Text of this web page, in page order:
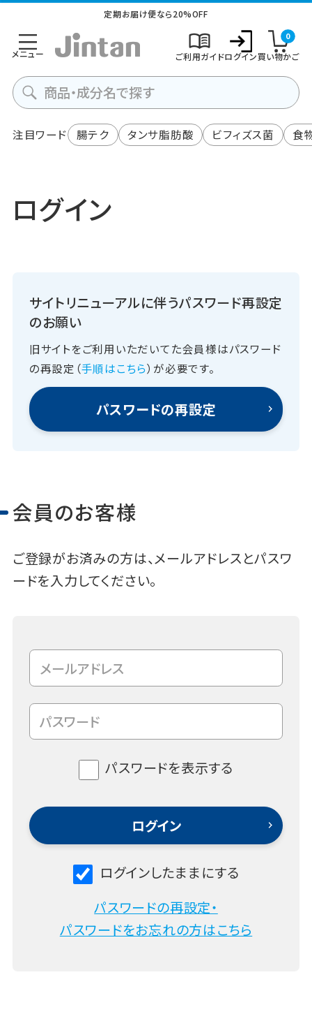
定期お届け便なら20%OFF
メニュー ご利用ガイドログイン
0
買い物かご
注目ワード 腸テク タンサ脂肪酸 ビフィズス菌 食
ログイン
サイトリニューアルに伴うパスワード再設定
のお願い
旧サイトをご利用いただいてた会員様はパスワード
の再設定（手順はこちら）が必要です。
パスワードの再設定
会員のお客様
ご登録がお済みの方は、メールアドレスとパスワ
ードを入力してください。
パスワードを表示する
ログインしたままにする
パスワードの再設定・
パスワードをお忘れの方はこちら